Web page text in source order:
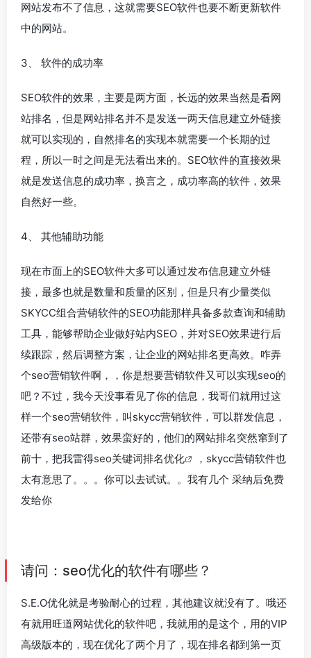
网站发布不了信息，这就需要SEO软件也要不断更新软件
中的网站。
3、 软件的成功率
SEO软件的效果，主要是两方面，长远的效果当然是看网
站排名，但是网站排名并不是发送一两天信息建立外链接
就可以实现的，自然排名的实现本就需要一个长期的过
程，所以一时之间是无法看出来的。SEO软件的直接效果
就是发送信息的成功率，换言之，成功率高的软件，效果
自然好一些。
4、 其他辅助功能
现在市面上的SEO软件大多可以通过发布信息建立外链
接，最多也就是数量和质量的区别，但是只有少量类似
SKYCC组合营销软件的SEO功能那样具备多款查询和辅助
工具，能够帮助企业做好站内SEO，并对SEO效果进行后
续跟踪，然后调整方案，让企业的网站排名更高效。咋弄
个seo营销软件啊，，你是想要营销软件又可以实现seo的
吧？不过，我今天没事看见了你的信息，我哥们就用过这
样一个seo营销软件，叫skycc营销软件，可以群发信息，
还带有seo站群，效果蛮好的，他们的网站排名突然窜到了
前十，把我雷得seo关键词排名优化
，skycc营销软件也
太有意思了。。。你可以去试试。。我有几个 采纳后免费
发给你
请问：seo优化的软件有哪些？
S.E.O优化就是考验耐心的过程，其他建议就没有了。哦还
有就用旺道网站优化的软件吧，我就用的是这个，用的VIP
高级版本的，现在优化了两个月了，现在排名都到第一页